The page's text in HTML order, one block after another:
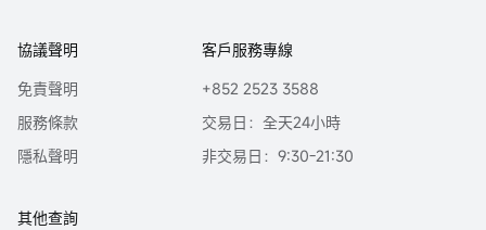
協議聲明
免責聲明
服務條款
隱私聲明
客戶服務專線
+852 2523 3588
交易日：全天24小時
非交易日：9:30-21:30
其他查詢